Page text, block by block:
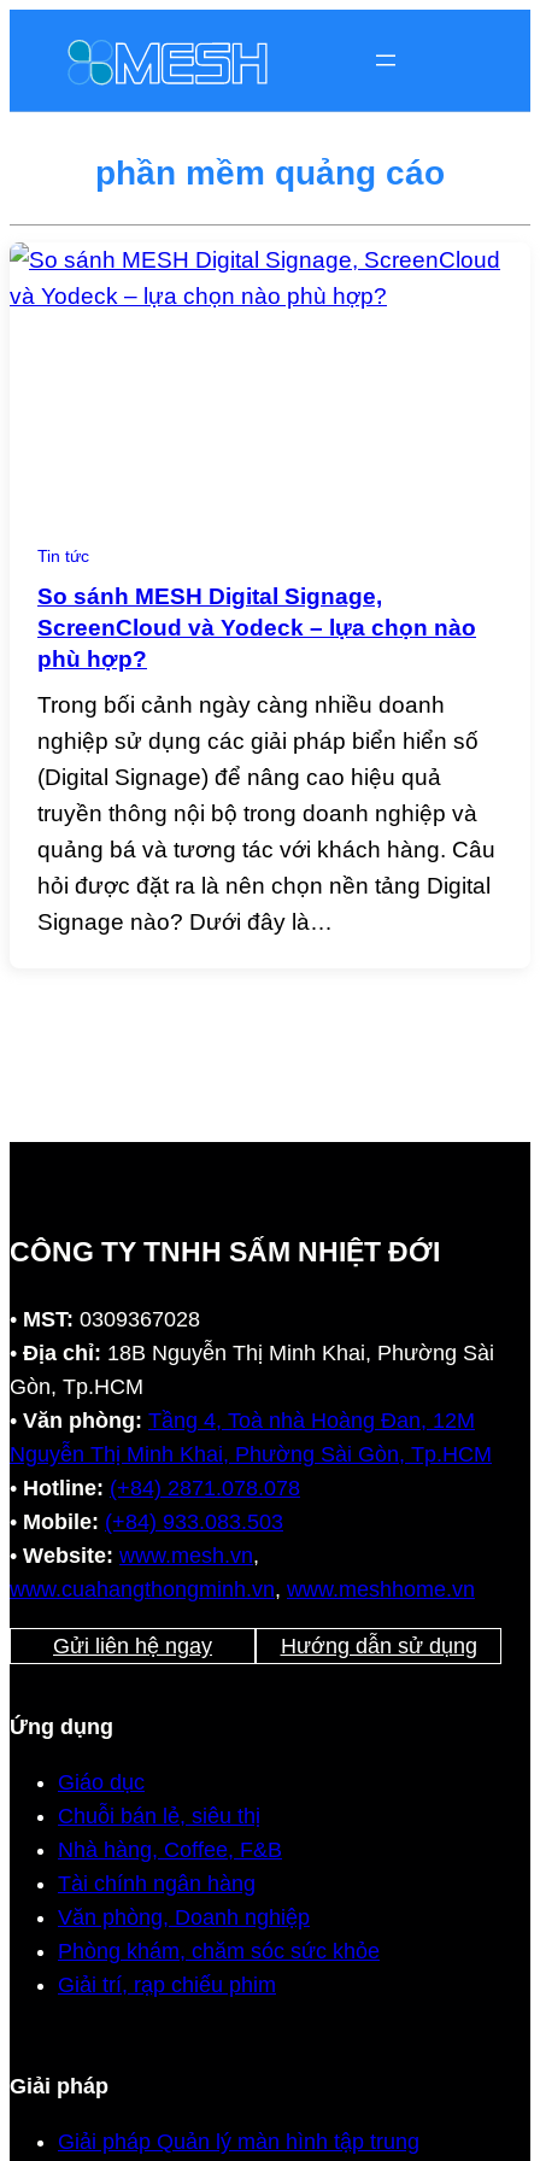
phần mềm quảng cáo
Tin tức
So sánh MESH Digital Signage,
ScreenCloud và Yodeck – lựa chọn nào
phù hợp?
Trong bối cảnh ngày càng nhiều doanh
nghiệp sử dụng các giải pháp biển hiển số
(Digital Signage) để nâng cao hiệu quả
truyền thông nội bộ trong doanh nghiệp và
quảng bá và tương tác với khách hàng. Câu
hỏi được đặt ra là nên chọn nền tảng Digital
Signage nào? Dưới đây là…
CÔNG TY TNHH SẤM NHIỆT ĐỚI
• MST: 0309367028
• Địa chỉ: 18B Nguyễn Thị Minh Khai, Phường Sài
Gòn, Tp.HCM
• Văn phòng: Tầng 4, Toà nhà Hoàng Đan, 12M
Nguyễn Thị Minh Khai, Phường Sài Gòn, Tp.HCM
• Hotline: (+84) 2871.078.078
• Mobile: (+84) 933.083.503
• Website: www.mesh.vn,
www.cuahangthongminh.vn, www.meshhome.vn
Gửi liên hệ ngay Hướng dẫn sử dụng
Ứng dụng
Giáo dục
Chuỗi bán lẻ, siêu thị
Nhà hàng, Coffee, F&B
Tài chính ngân hàng
Văn phòng, Doanh nghiệp
Phòng khám, chăm sóc sức khỏe
Giải trí, rạp chiếu phim
Giải pháp
Giải pháp Quản lý màn hình tập trung